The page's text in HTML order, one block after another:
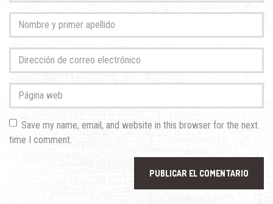
Nombre
y
primer
apellido*
Dirección
de
correo
electrónico*
Página
web
Save my name, email, and website in this browser for the next
time I comment.